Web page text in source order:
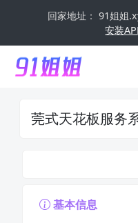
回家地址： 91姐姐
安装
莞式天花板服务
基本信息